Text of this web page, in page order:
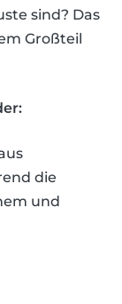
sind? Das
Großteil
die
und